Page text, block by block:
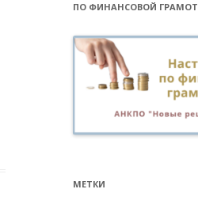
ПО ФИНАНСОВОЙ
МЕТКИ